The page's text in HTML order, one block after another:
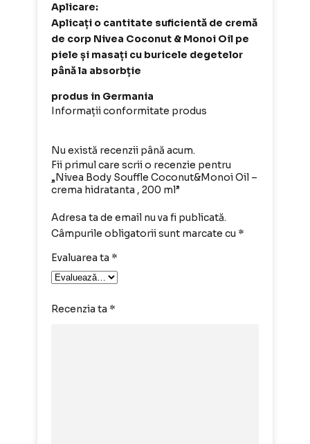
Aplicare:
Aplicați o cantitate suficientă de cremă
de corp Nivea Coconut & Monoi Oil pe
piele și masați cu buricele degetelor
până la absorbție
produs in Germania
Informații conformitate produs
Nu există recenzii până acum.
Fii primul care scrii o recenzie pentru
„Nivea Body Souffle Coconut&Monoi Oil –
crema hidratanta , 200 ml”
Adresa ta de email nu va fi publicată.
Câmpurile obligatorii sunt marcate cu *
Evaluarea ta *
Recenzia ta *